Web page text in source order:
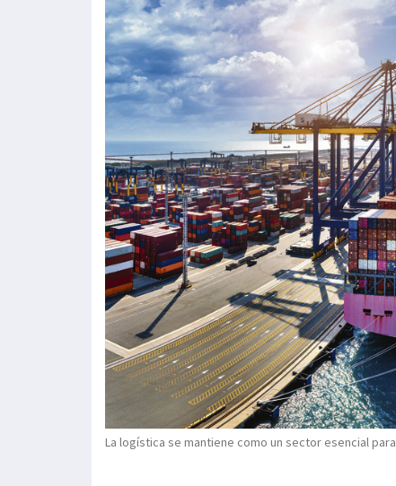
La logística se mantiene como un sector esencial